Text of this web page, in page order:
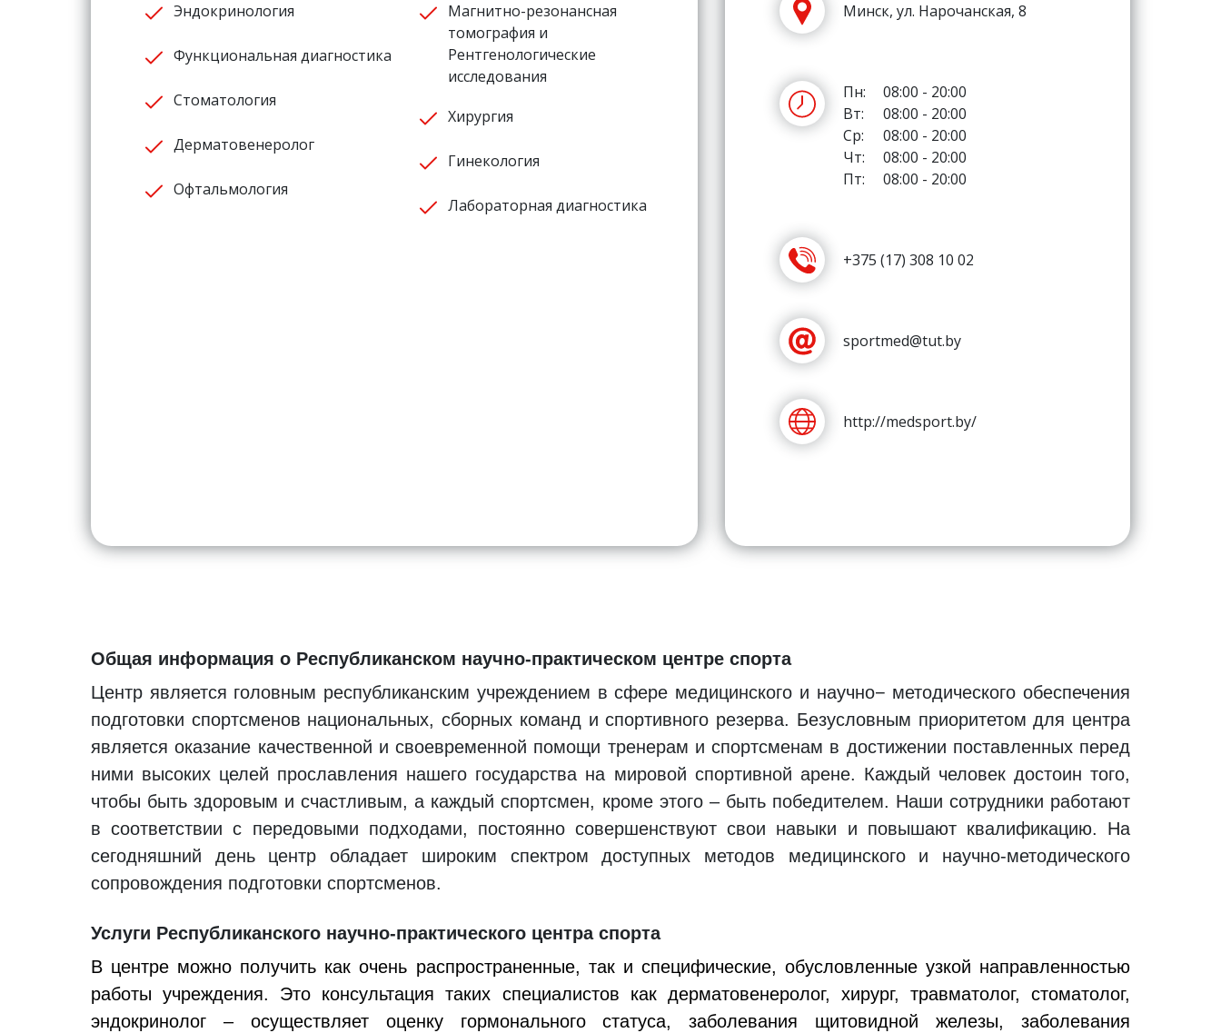
Эндокринология
Функциональная диагностика
Стоматология
Дерматовенеролог
Офтальмология
Магнитно-резонансная
томография и
Рентгенологические
исследования
Хирургия
Гинекология
Лабораторная диагностика
Минск, ул. Нарочанская, 8
Пн:
08:00 - 20:00
Вт:
08:00 - 20:00
Ср:
08:00 - 20:00
Чт:
08:00 - 20:00
Пт:
08:00 - 20:00
+375 (17) 308 10 02
sportmed@tut.by
http://medsport.by/
Общая информация о Республиканском научно-практическом центре спорта
Центр является головным республиканским учреждением в сфере медицинского и научно− методического обеспечения
подготовки спортсменов национальных, сборных команд и спортивного резерва. Безусловным приоритетом для центра
является оказание качественной и своевременной помощи тренерам и спортсменам в достижении поставленных перед
ними высоких целей прославления нашего государства на мировой спортивной арене. Каждый человек достоин того,
чтобы быть здоровым и счастливым, а каждый спортсмен, кроме этого – быть победителем. Наши сотрудники работают
в соответствии с передовыми подходами, постоянно совершенствуют свои навыки и повышают квалификацию. На
сегодняшний день центр обладает широким спектром доступных методов медицинского и научно-методического
сопровождения подготовки спортсменов.
Услуги Республиканского научно-практического центра спорта
В центре можно получить как очень распространенные, так и специфические, обусловленные узкой направленностью
работы учреждения. Это консультация таких специалистов как дерматовенеролог, хирург, травматолог, стоматолог,
эндокринолог – осуществляет оценку гормонального статуса, заболевания щитовидной железы, заболевания